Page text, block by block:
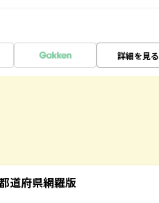
詳細を見る
道府県網羅版